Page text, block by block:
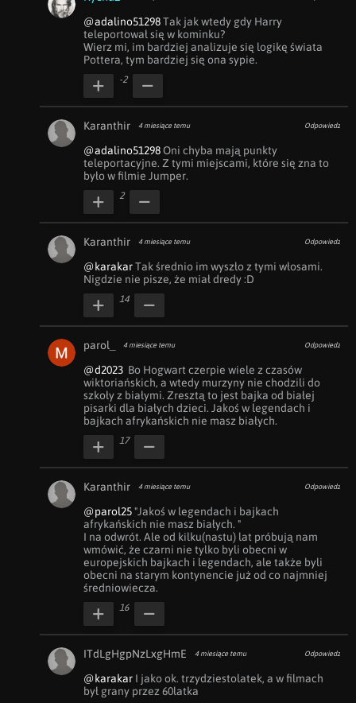
@adalino51298 Tak jak wtedy gdy Harry
teleportował się w kominku?
Wierz mi, im bardziej analizuje się logikę świata
Pottera, tym bardziej się ona sypie.
-2
Karanthir 4 miesiące temu Odpowiedz
@adalino51298 Oni chyba mają punkty
teleportacyjne. Z tymi miejscami, które się zna to
było w filmie Jumper.
2
Karanthir 4 miesiące temu Odpowiedz
@karakar Tak średnio im wyszło z tymi włosami.
Nigdzie nie pisze, że miał dredy :D
14
parol_ 4 miesiące temu Odpowiedz
@d2023
  Bo Hogwart czerpie wiele z czasów
wiktoriańskich, a wtedy murzyny nie chodzili do
szkoły z białymi. Zresztą to jest bajka od białej
pisarki dla białych dzieci. Jakoś w legendach i
bajkach afrykańskich nie masz białych.
17
Karanthir 4 miesiące temu Odpowiedz
@parol25 "Jakoś w legendach i bajkach
afrykańskich nie masz białych. "
I na odwrót. Ale od kilku(nastu) lat próbują nam
wmówić, że czarni nie tylko byli obecni w
europejskich bajkach i legendach, ale także byli
obecni na starym kontynencie już od co najmniej
średniowiecza.
16
ITdLgHgpNzLxgHmE 4 miesiące temu Odpowiedz
@karakar I jako ok. trzydziestolatek, a w filmach
był grany przez 60latka